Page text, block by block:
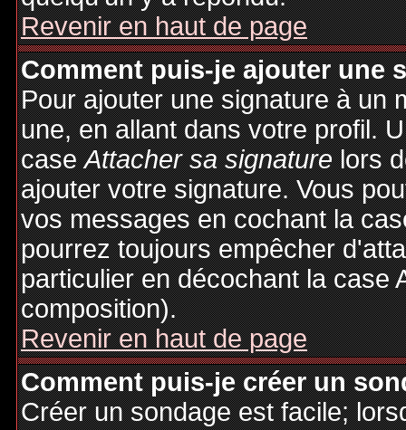
Revenir en haut de page
Comment puis-je ajouter une
Pour ajouter une signature à un
une, en allant dans votre profil.
caseAttacher sa signaturelors
ajouter votre signature. Vous
vos messages en cochant la
pourrez toujours empêcher
particulier en décochant la case
composition).
Revenir en haut de page
Comment puis-je créer un
Créer un sondage est facile;